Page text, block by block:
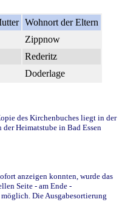
Wohnort der Eltern
Zippnow
Rederitz
Doderlage
des Kirchenbuches liegt in der
Heimatstube in Bad Essen
anzeigen konnten, wurde das
Seite - am Ende -
Die Ausgabesortierung